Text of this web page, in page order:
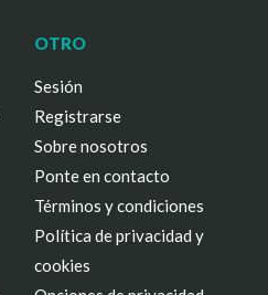
OTRO
Sesión
Registrarse
Sobre nosotros
Ponte en contacto
Términos y condiciones
Política de privacidad y
cookies